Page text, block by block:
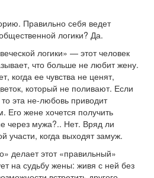
Правильно себя ведет
логики? Да.
логики» — этот человек
что больше не любит жену.
когда ее чувства не ценят,
который не поливают. Если
эта не-любовь приводит
Его жене хочется получить
через мужа?.. Нет. Вряд ли
участи, когда выходят замуж.
делает этот «правильный»
на судьбу жены: живя с ней без